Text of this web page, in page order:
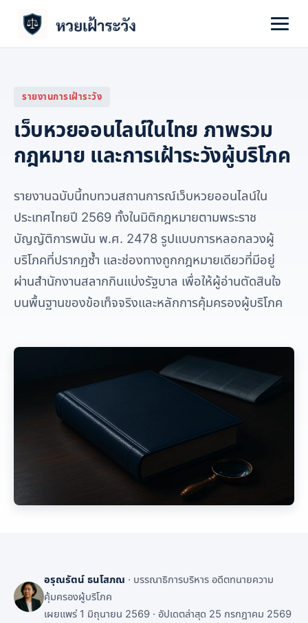
สัญญาณเว็บหลอก
คดีออนไลน์
เกี่ยวกับ
รายงานการเฝ้าระวัง
เว็บหวยออนไลน์ในไทย ภาพรวม
กฎหมาย และการเฝ้าระวังผู้บริโภค
รายงานฉบับนี้ทบทวนสถานการณ์เว็บหวยออนไลน์ใน
ประเทศไทยปี 2569 ทั้งในมิติกฎหมายตามพระราช
บัญญัติการพนัน พ.ศ. 2478 รูปแบบการหลอกลวงผู้
บริโภคที่ปรากฏซ้ำ และช่องทางถูกกฎหมายเดียวที่มีอยู่
ผ่านสำนักงานสลากกินแบ่งรัฐบาล เพื่อให้ผู้อ่านตัดสินใจ
บนพื้นฐานของข้อเท็จจริงและหลักการคุ้มครองผู้บริโภค
อรุณรัตน์ ธนโสภณ · บรรณาธิการบริหาร อดีตทนายความ
คุ้มครองผู้บริโภค
เผยแพร่ 1 มิถุนายน 2569 · อัปเดตล่าสุด 25 กรกฎาคม 2569